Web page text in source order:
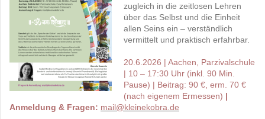
zugleich in die zeitlosen Lehren
über das Selbst und die Einheit
allen Seins ein – verständlich
vermittelt und praktisch erfahrbar.
20.6.2026 | Aachen, Parzivalschule
| 10 – 17:30 Uhr (inkl. 90 Min.
Pause) | Beitrag: 90 €, erm. 70 €
(nach eigenem Ermessen) |
Anmeldung & Fragen: mail@kleinekobra.de